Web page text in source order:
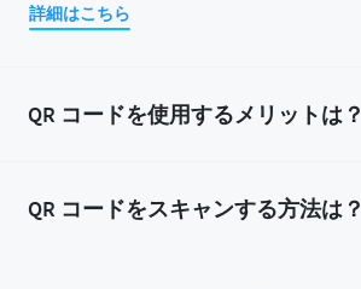
詳細はこちら
QR コードを使用するメリットは？
QR コードをスキャンする方法は？